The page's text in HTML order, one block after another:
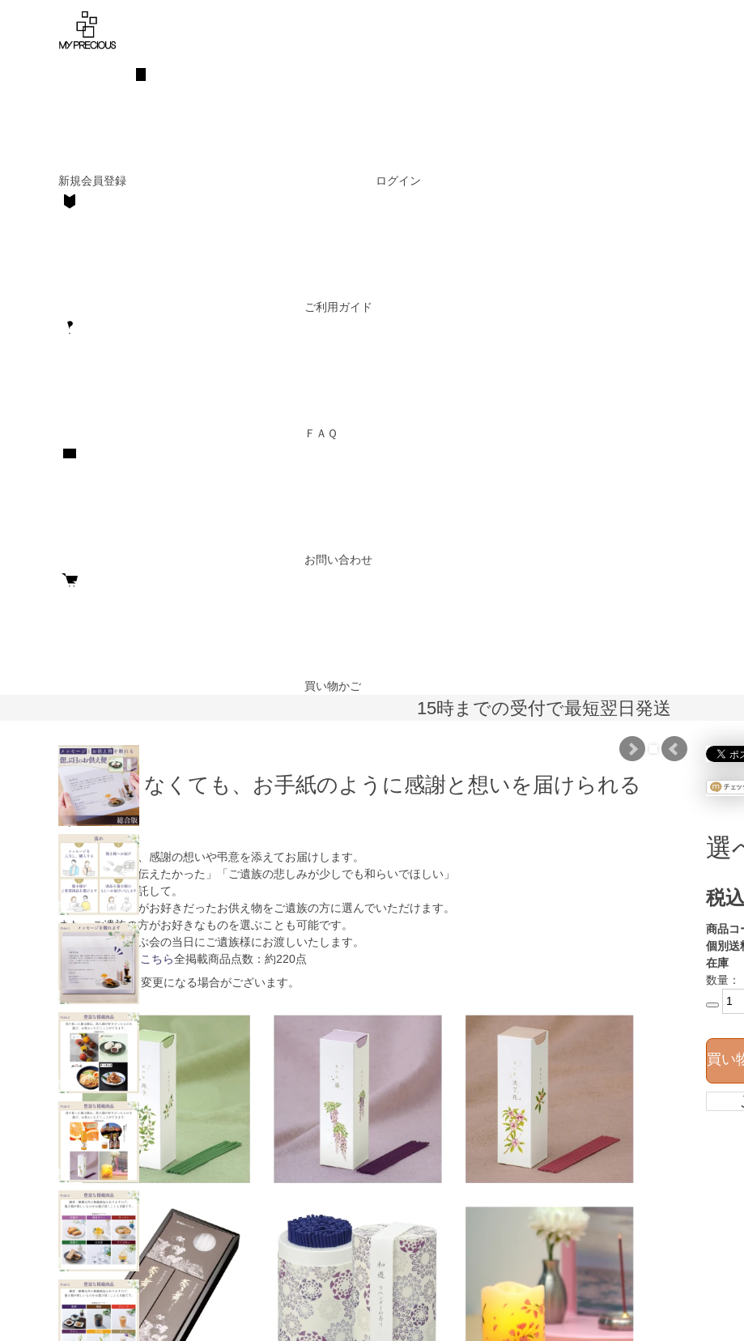
新規会員登録 ログイン
ご利用ガイド
ＦＡＱ
お問い合わせ
買い物かご
15時までの受付で最短翌日発送
参加できなくても、お手紙のように感謝と想いを届けられる
ギフト
選べるギフトに、感謝の想いや弔意を添えてお届けします。
「ありがとうを伝えたかった」「ご遺族の悲しみが少しでも和らいでほしい」
そんな想いを、託して。
総合版は故人様がお好きだったお供え物をご遺族の方に選んでいただけます。
また、ご遺族の方がお好きなものを選ぶことも可能です。
法事・法要、偲ぶ会の当日にご遺族様にお渡しいたします。
WEBカタログはこちら全掲載商品点数：約220点
※ 掲載内容は、変更になる場合がございます。
選
税
商品コ
個別送
在庫
数量：
買い